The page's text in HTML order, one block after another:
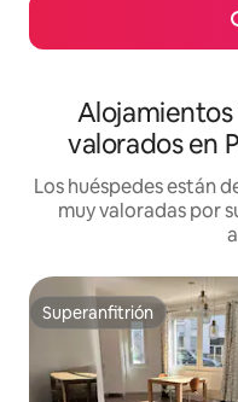
valorados en
Los huéspedes están
muy valoradas por
Superanfitrión
Superanfitrión